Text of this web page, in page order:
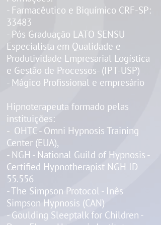
- Farmacêutico e Biquímico CRF-SP:
33483
- Pós Graduação LATO SENSU
Especialista em Qualidade e
Produtividade Empresarial Logística
e Gestão de Processos- (IPT-USP)
- Mágico Profissional e empresário
​​​​​​​Hipnoterapeuta formado pelas
instituições:
- OHTC - Omni Hypnosis Training
Center (EUA),
- NGH - National Guild of Hypnosis -
Certified Hypnotherapist NGH ID
55.556
- The Simpson Protocol - Inês
Simpson Hypnosis (CAN)
- Goulding Sleeptalk for Children -